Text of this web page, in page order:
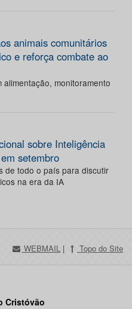
animais comunitários
e reforça combate ao
monitoramento
sobre Inteligência
setembro
de todo o país para discutir
na era da IA
WEBMAIL | Topo do Site
Cristóvão